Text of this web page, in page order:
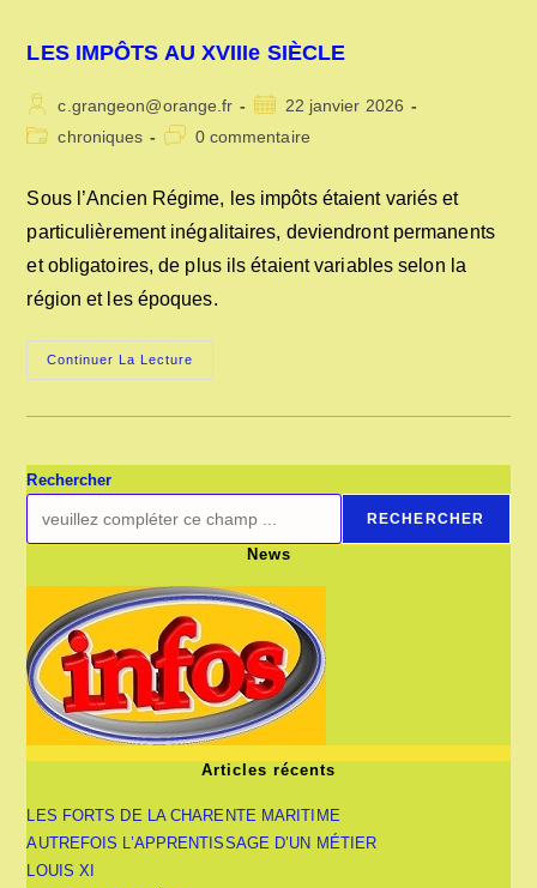
LES IMPÔTS AU XVIIIe SIÈCLE
Auteur/autrice
de
c.grangeon@orange.fr
Publication
publiée :
22 janvier 2026
Postchroniques
Commentaires
la
publication :
0 commentaire
Sous l’Ancien Régime, les impôts étaient variés et
particulièrement inégalitaires, deviendront permanents
et obligatoires, de plus ils étaient variables selon la
région et les époques.
Continuer La Lecture
IMPÔTS
Rechercher
RECHERCHER
News
Articles récents
LES FORTS DE LA CHARENTE MARITIME
AUTREFOIS L’APPRENTISSAGE D’UN MÉTIER
LOUIS XI